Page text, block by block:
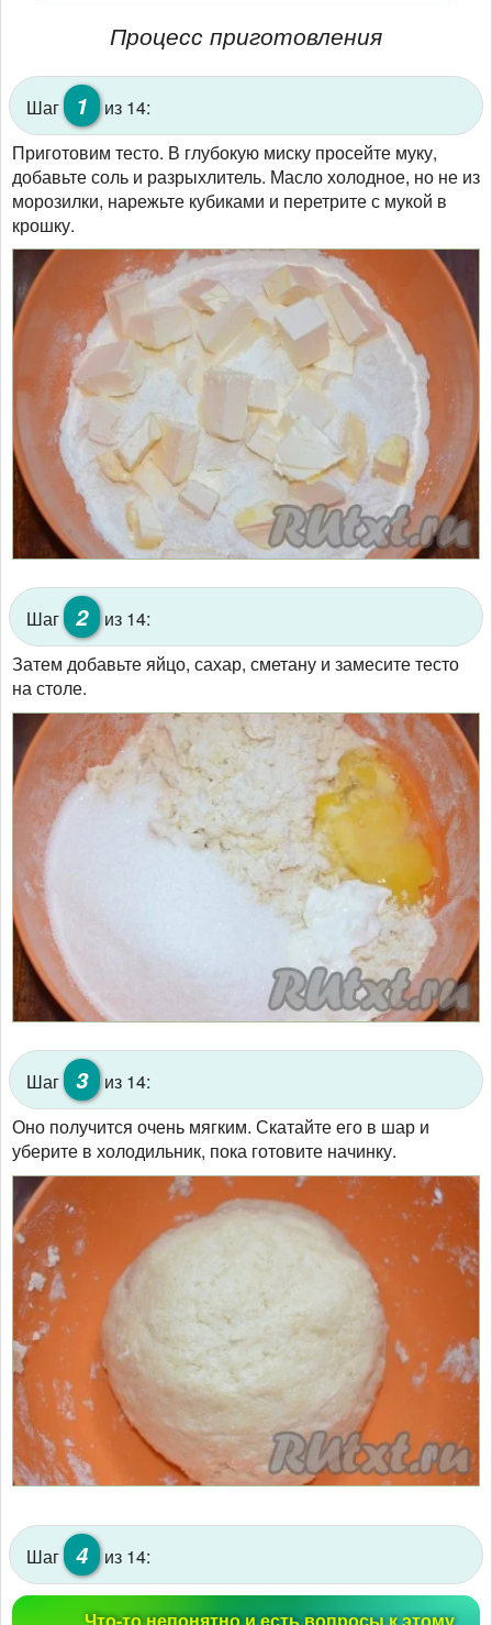
Процесс приготовления
Шаг 1
из 14:
Приготовим тесто. В глубокую миску просейте муку,
добавьте соль и разрыхлитель. Масло холодное, но не из
морозилки, нарежьте кубиками и перетрите с мукой в
крошку.
Шаг 2
из 14:
Затем добавьте яйцо, сахар, сметану и замесите тесто
на столе.
Шаг 3
из 14:
Оно получится очень мягким. Скатайте его в шар и
уберите в холодильник, пока готовите начинку.
Шаг 4 из 14: